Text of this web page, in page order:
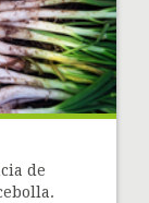
de